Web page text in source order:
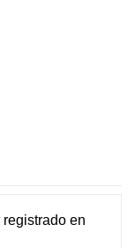
registradoen